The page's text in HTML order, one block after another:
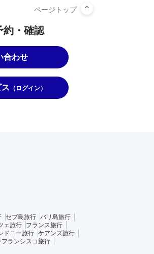
約・確認
合わせ
（ログイン）
セブ島旅行 バリ島旅行
ェ旅行
フランス旅行
ドニー旅行 ケアンズ旅行
フランシスコ旅行